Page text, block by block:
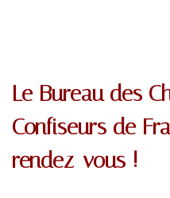
Le Bureau des
Confiseurs de
rendez-vous !